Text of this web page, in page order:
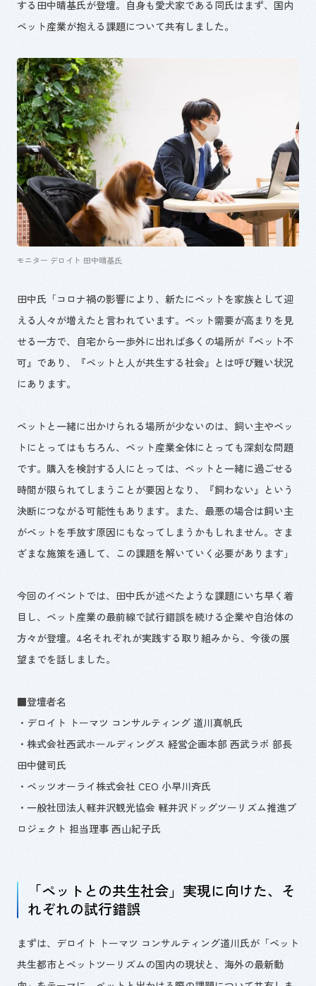
する田中晴基氏が登壇。自身も愛犬家である同氏はまず、国内
ペット産業が抱える課題について共有しました。
モニター デロイト 田中晴基氏
田中氏「コロナ禍の影響により、新たにペットを家族として迎
える人々が増えたと言われています。ペット需要が高まりを見
せる一方で、自宅から一歩外に出れば多くの場所が『ペット不
可』であり、『ペットと人が共生する社会』とは呼び難い状況
にあります。
ペットと一緒に出かけられる場所が少ないのは、飼い主やペッ
トにとってはもちろん、ペット産業全体にとっても深刻な問題
です。購入を検討する人にとっては、ペットと一緒に過ごせる
時間が限られてしまうことが要因となり、『飼わない』という
決断につながる可能性もあります。また、最悪の場合は飼い主
がペットを手放す原因にもなってしまうかもしれません。さま
ざまな施策を通して、この課題を解いていく必要があります」
今回のイベントでは、田中氏が述べたような課題にいち早く着
目し、ペット産業の最前線で試行錯誤を続ける企業や自治体の
方々が登壇。 4名それぞれが実践する取り組みから、今後の展
望までを話しました。
■登壇者名
・ デロイト トーマツ コンサルティング 道川真帆氏
・株式会社西武ホールディングス 経営企画本部 西武ラボ 部長
田中健司氏
・ペッツオーライ株式会社 CEO 小早川斉氏
・一般社団法人軽井沢観光協会 軽井沢ドッグツーリズム推進プ
ロジェクト 担当理事 西山紀子氏
「ペットとの共生社会」実現に向けた、そ
れぞれの試行錯誤
まずは、デロイト トーマツ コンサルティング道川氏が「ペット
共生都市とペットツーリズムの国内の現状と、海外の最新動